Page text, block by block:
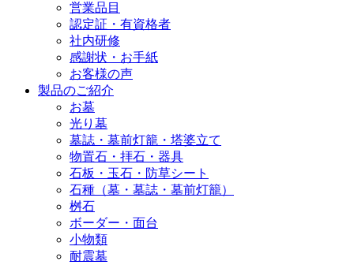
営業品目
認定証・有資格者
社内研修
感謝状・お手紙
お客様の声
製品のご紹介
お墓
光り墓
墓誌・墓前灯籠・塔婆立て
物置石・拝石・器具
石板・玉石・防草シート
石種（墓・墓誌・墓前灯籠）
桝石
ボーダー・面台
小物類
耐震墓